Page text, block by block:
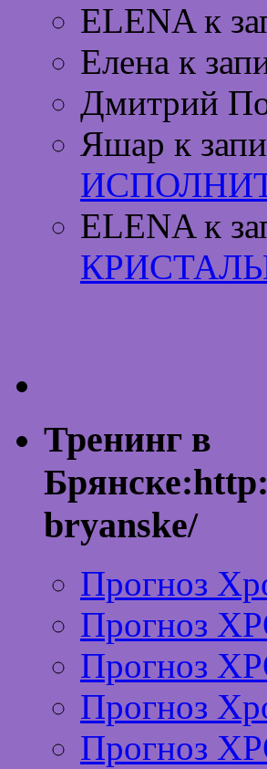
ELENA к
Елена к
Дмитрий
Яшар к
ELENA к
Тренинг в
bryanske/
Прогноз
Прогноз
Прогноз
Прогноз
Прогноз